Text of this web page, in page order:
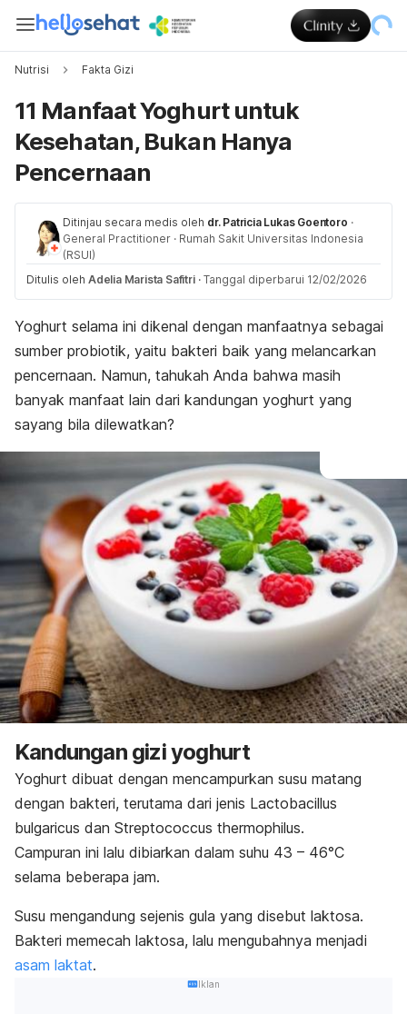
Nutrisi Fakta Gizi
11 Manfaat Yoghurt untuk
Kesehatan, Bukan Hanya
Pencernaan
Ditinjau secara medis oleh dr. Patricia Lukas Goentoro ·
General Practitioner · Rumah Sakit Universitas Indonesia
(RSUI)
Ditulis oleh Adelia Marista Safitri · Tanggal diperbarui 12/02/2026
Yoghurt selama ini dikenal dengan manfaatnya sebagai
sumber probiotik, yaitu bakteri baik yang melancarkan
pencernaan. Namun, tahukah Anda bahwa masih
banyak manfaat lain dari kandungan yoghurt yang
sayang bila dilewatkan?
Kandungan gizi yoghurt
Yoghurt dibuat dengan mencampurkan susu matang
dengan bakteri, terutama dari jenis Lactobacillus
bulgaricus dan Streptococcus thermophilus.
Campuran ini lalu dibiarkan dalam suhu 43 – 46°C
selama beberapa jam.
Susu mengandung sejenis gula yang disebut laktosa.
Bakteri memecah laktosa, lalu mengubahnya menjadi
asam laktat.
Iklan